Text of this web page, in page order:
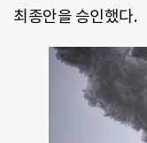
최종안을 승인했다.